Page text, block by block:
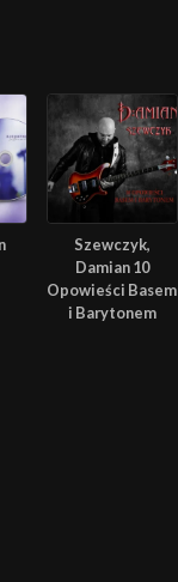
Szewczyk,
Damian 10
Opowieści Basem
i Barytonem